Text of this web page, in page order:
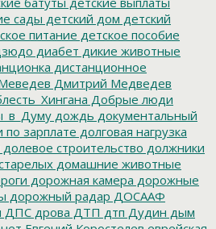
сады детский дом детский
питание детское пособие
диабет дикие животные
дистанционное
Дмитрий Медведев
Добрые люди
дождь документальный
по зарплате долговая нагрузка
долевое строительство должники
домашние животные
дорожная камера дорожные
дорожный радар ДОСААФ
ДПС дрова ДТП дтп Дудин дым